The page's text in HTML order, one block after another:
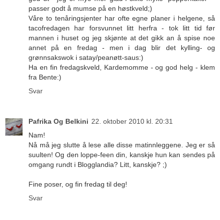
passer godt å mumse på en høstkveld;)
Våre to tenåringsjenter har ofte egne planer i helgene, så
tacofredagen har forsvunnet litt herfra - tok litt tid før
mannen i huset og jeg skjønte at det gikk an å spise noe
annet på en fredag - men i dag blir det kylling- og
grønnsakswok i satay/peanøtt-saus:)
Ha en fin fredagskveld, Kardemomme - og god helg - klem
fra Bente:)
Svar
Pafrika Og Belkini 22. oktober 2010 kl. 20:31
Nam!
Nå må jeg slutte å lese alle disse matinnleggene. Jeg er så
suulten! Og den loppe-feen din, kanskje hun kan sendes på
omgang rundt i Blogglandia? Litt, kanskje? ;)
Fine poser, og fin fredag til deg!
Svar